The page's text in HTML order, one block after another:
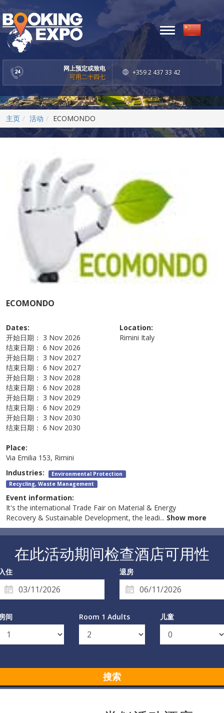
网上预定或致电
可用二十四七
+359 2 437 33 42
Toggle
navigation
主页 活动 ECOMONDO
ECOMONDO
Dates:
开始日期： 3 Nov 2026
结束日期： 6 Nov 2026
开始日期： 3 Nov 2027
结束日期： 6 Nov 2027
开始日期： 3 Nov 2028
结束日期： 6 Nov 2028
开始日期： 3 Nov 2029
结束日期： 6 Nov 2029
开始日期： 3 Nov 2030
结束日期： 6 Nov 2030
Location:
Rimini Italy
Place:
Via Emilia 153, Rimini
Industries: Environmental Protection
Recycling, Waste Management
Event information:
It's the international Trade Fair on Material & Energy
Recovery & Sustainable Development, the leadi... Show more
在此活动期间检查酒店可用性
住 退房
间 Room 1 Adults 儿童
搜索